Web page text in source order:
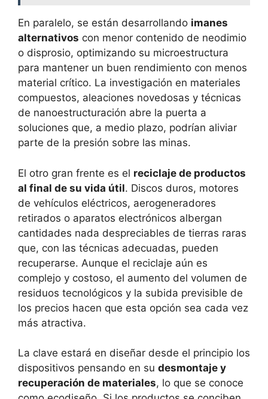
En paralelo, se están desarrollando imanes
alternativos con menor contenido de neodimio
o disprosio, optimizando su microestructura
para mantener un buen rendimiento con menos
material crítico. La investigación en materiales
compuestos, aleaciones novedosas y técnicas
de nanoestructuración abre la puerta a
soluciones que, a medio plazo, podrían aliviar
parte de la presión sobre las minas.
El otro gran frente es el reciclaje de productos
al final de su vida útil. Discos duros, motores
de vehículos eléctricos, aerogeneradores
retirados o aparatos electrónicos albergan
cantidades nada despreciables de tierras raras
que, con las técnicas adecuadas, pueden
recuperarse. Aunque el reciclaje aún es
complejo y costoso, el aumento del volumen de
residuos tecnológicos y la subida previsible de
los precios hacen que esta opción sea cada vez
más atractiva.
La clave estará en diseñar desde el principio los
dispositivos pensando en su desmontaje y
recuperación de materiales, lo que se conoce